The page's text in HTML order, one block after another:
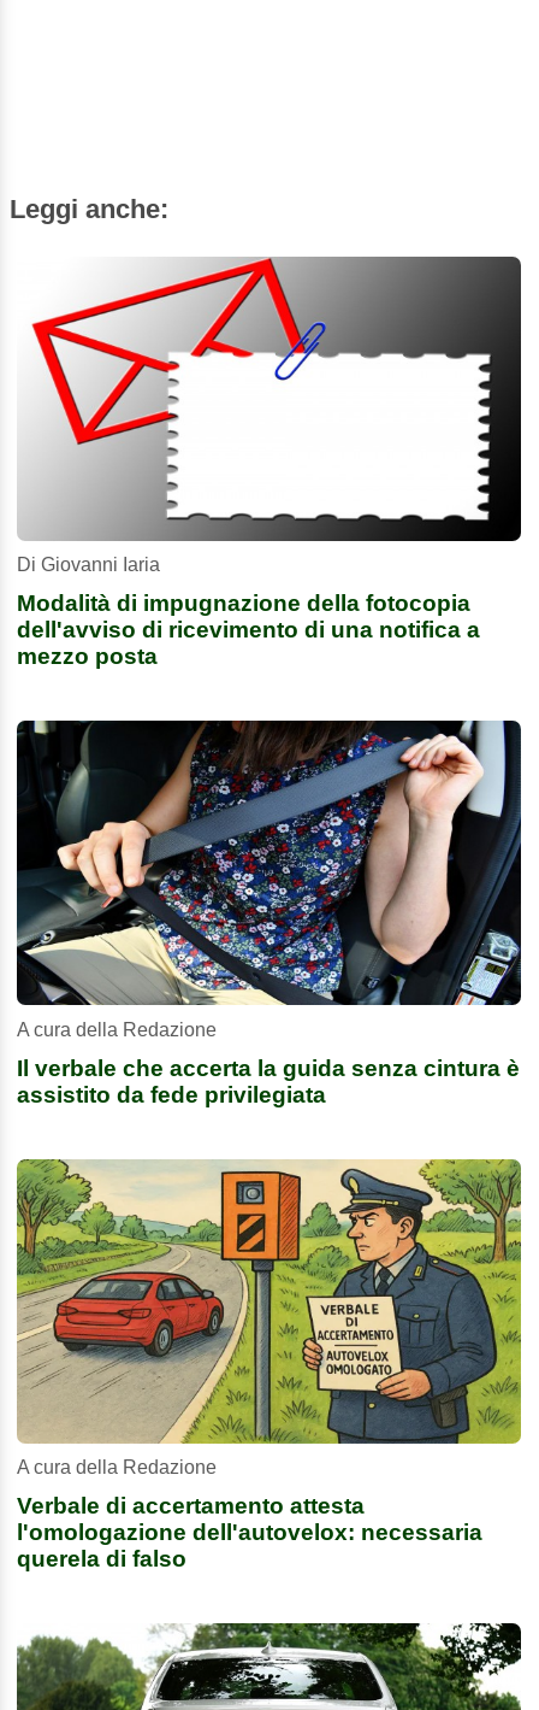
Leggi anche:
Di Giovanni Iaria
Modalità di impugnazione della fotocopia
dell'avviso di ricevimento di una notifica a
mezzo posta
A cura della Redazione
Il verbale che accerta la guida senza cintura è
assistito da fede privilegiata
A cura della Redazione
Verbale di accertamento attesta
l'omologazione dell'autovelox: necessaria
querela di falso